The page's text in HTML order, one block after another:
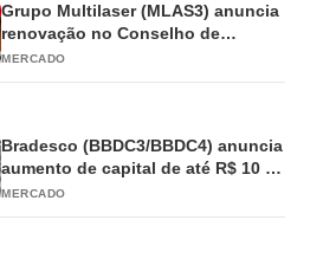
Grupo Multilaser (MLAS3) anuncia
renovação no Conselho de
Administração
MERCADO
Bradesco (BBDC3/BBDC4) anuncia
aumento de capital de até R$ 10 bi
e antecipa JCP
MERCADO